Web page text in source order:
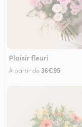
Plaisir fleuri
À partir de 36€95